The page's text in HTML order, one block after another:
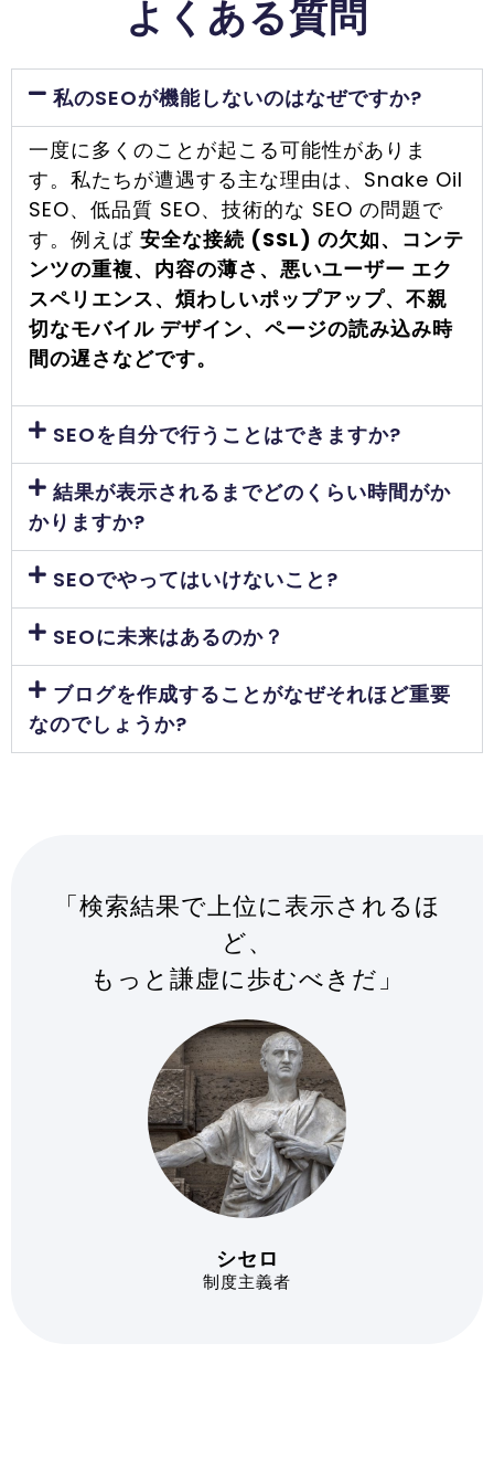
よくある質問
私のSEOが機能しないのはなぜですか?
一度に多くのことが起こる可能性がありま
す。私たちが遭遇する主な理由は、Snake Oil
SEO、低品質 SEO、技術的な SEO の問題で
す。例えば安全な接続 (SSL) の欠如、コンテ
ンツの重複、内容の薄さ、悪いユーザー エク
スペリエンス、煩わしいポップアップ、不親
切なモバイル デザイン、ページの読み込み時
間の遅さなどです。
SEOを自分で行うことはできますか?
結果が表示されるまでどのくらい時間がか
かりますか?
SEOでやってはいけないこと?
SEOに未来はあるのか？
ブログを作成することがなぜそれほど重要
なのでしょうか?
「検索結果で上位に表示されるほ
ど、
もっと謙虚に歩むべきだ」
シセロ
制度主義者